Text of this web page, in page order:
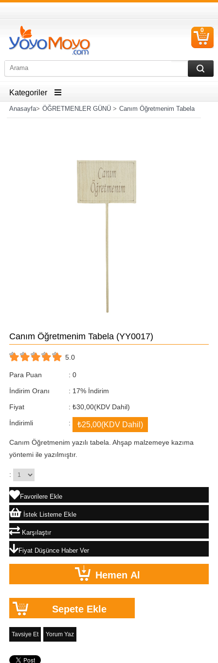
0
Kategoriler
Anasayfa> ÖĞRETMENLER GÜNÜ> Canım Öğretmenim Tabela
Canım Öğretmenim Tabela (YY0017)
5.0
Para Puan : 0
İndirim Oranı : %
17 İndirim
Fiyat : ₺30,00(KDV Dahil)
İndirimli : ₺25,00(KDV Dahil)
Canım Öğretmenim yazılı tabela. Ahşap malzemeye kazıma
yöntemi ile yazılmıştır.
:
Favorilere Ekle
İstek Listeme Ekle
Karşılaştır
Fiyat Düşünce Haber Ver
Tavsiye Et Yorum Yaz